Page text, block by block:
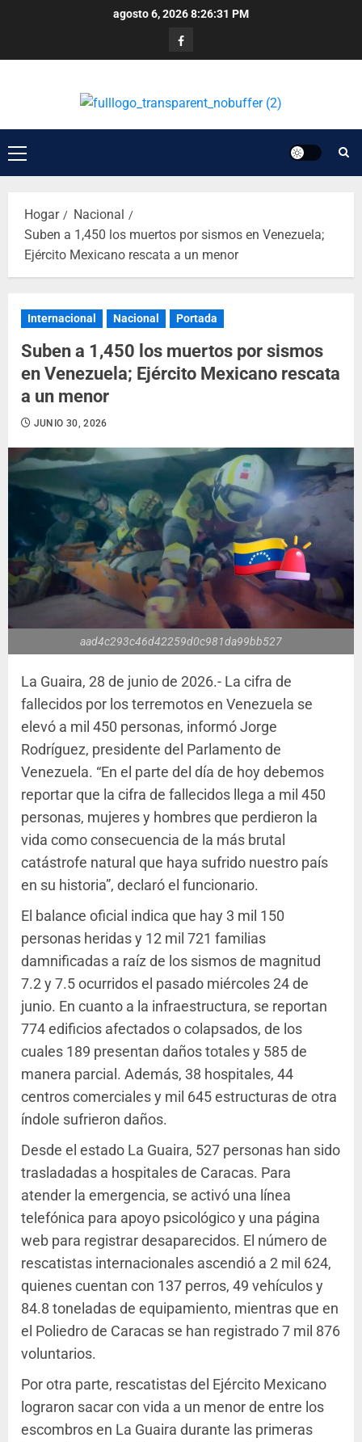
agosto 6, 20268:26:31 PM
Hogar
Nacional
Suben a 1,450 los muertos por sismos en Venezuela;
Ejército Mexicano rescata a un menor
Internacional Nacional Portada
Suben a 1,450 los muertos por sismos
en Venezuela; Ejército Mexicano rescata
a un menor
JUNIO 30, 2026
aad4c293c46d42259d0c981da99bb527
La Guaira, 28 de junio de 2026.- La cifra de
fallecidos por los terremotos en Venezuela se
elevó a mil 450 personas, informó Jorge
Rodríguez, presidente del Parlamento de
Venezuela. “En el parte del día de hoy debemos
reportar que la cifra de fallecidos llega a mil 450
personas, mujeres y hombres que perdieron la
vida como consecuencia de la más brutal
catástrofe natural que haya sufrido nuestro país
en su historia”, declaró el funcionario.
El balance oficial indica que hay 3 mil 150
personas heridas y 12 mil 721 familias
damnificadas a raíz de los sismos de magnitud
7.2 y 7.5 ocurridos el pasado miércoles 24 de
junio. En cuanto a la infraestructura, se reportan
774 edificios afectados o colapsados, de los
cuales 189 presentan daños totales y 585 de
manera parcial. Además, 38 hospitales, 44
centros comerciales y mil 645 estructuras de otra
índole sufrieron daños.
Desde el estado La Guaira, 527 personas han sido
trasladadas a hospitales de Caracas. Para
atender la emergencia, se activó una línea
telefónica para apoyo psicológico y una página
web para registrar desaparecidos. El número de
rescatistas internacionales ascendió a 2 mil 624,
quienes cuentan con 137 perros, 49 vehículos y
84.8 toneladas de equipamiento, mientras que en
el Poliedro de Caracas se han registrado 7 mil 876
voluntarios.
Por otra parte, rescatistas del Ejército Mexicano
lograron sacar con vida a un menor de entre los
escombros en La Guaira durante las primeras